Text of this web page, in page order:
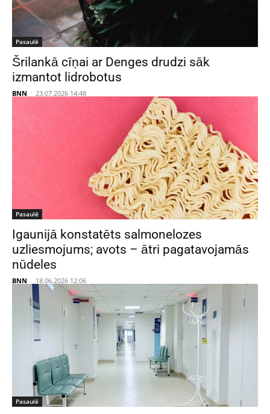
Pasaulē
Šrilankā cīņai ar Denges drudzi sāk
izmantot lidrobotus
BNN - 23.07.2026 14:48
Pasaulē
Igaunijā konstatēts salmonelozes
uzliesmojums; avots – ātri pagatavojamās
nūdeles
BNN - 18.06.2026 12:06
Pasaulē